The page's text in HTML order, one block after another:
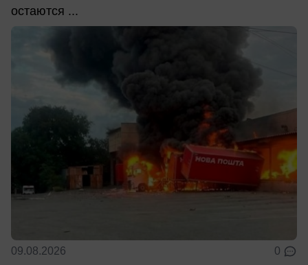
остаются ...
09.08.2026 0